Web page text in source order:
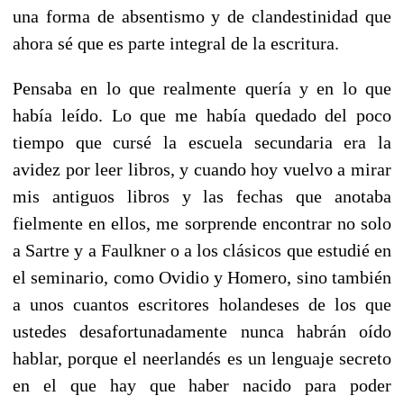
una forma de absentismo y de clandestinidad que
ahora sé que es parte integral de la escritura.
Pensaba en lo que realmente quería y en lo que
había leído. Lo que me había quedado del poco
tiempo que cursé la escuela secundaria era la
avidez por leer libros, y cuando hoy vuelvo a mirar
mis antiguos libros y las fechas que anotaba
fielmente en ellos, me sorprende encontrar no solo
a Sartre y a Faulkner o a los clásicos que estudié en
el seminario, como Ovidio y Homero, sino también
a unos cuantos escritores holandeses de los que
ustedes desafortunadamente nunca habrán oído
hablar, porque el neerlandés es un lenguaje secreto
en el que hay que haber nacido para poder